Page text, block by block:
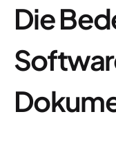
Die